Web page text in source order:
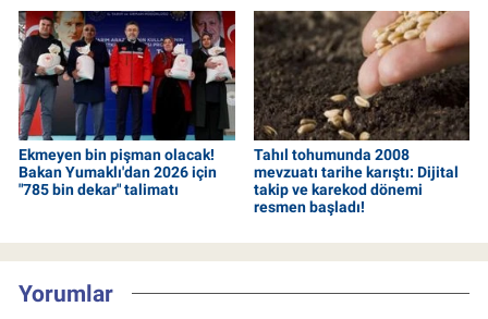
Ekmeyen bin pişman olacak!
Bakan Yumaklı'dan 2026 için
"785 bin dekar" talimatı
Tahıl tohumunda 2008
mevzuatı tarihe karıştı: Dijital
takip ve karekod dönemi
resmen başladı!
Yorumlar